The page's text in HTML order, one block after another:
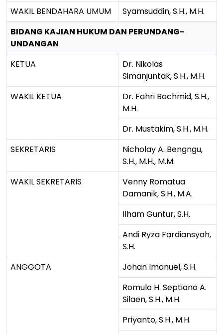
WAKIL BENDAHARA UMUM
Syamsuddin, S.H., M.H.
BIDANG KAJIAN HUKUM DAN PERUNDANG-
UNDANGAN
KETUA
Dr. Nikolas
Simanjuntak, S.H., M.H.
WAKIL KETUA
Dr. Fahri Bachmid, S.H.,
M.H.
Dr. Mustakim, S.H., M.H.
SEKRETARIS
Nicholay A. Bengngu,
S.H., M.H., M.M.
WAKIL SEKRETARIS
Venny Romatua
Damanik, S.H., M.A.
Ilham Guntur, S.H.
Andi Ryza Fardiansyah,
S.H.
ANGGOTA
Johan Imanuel, S.H.
Romulo H. Septiano A.
Silaen, S.H., M.H.
Priyanto, S.H., M.H.